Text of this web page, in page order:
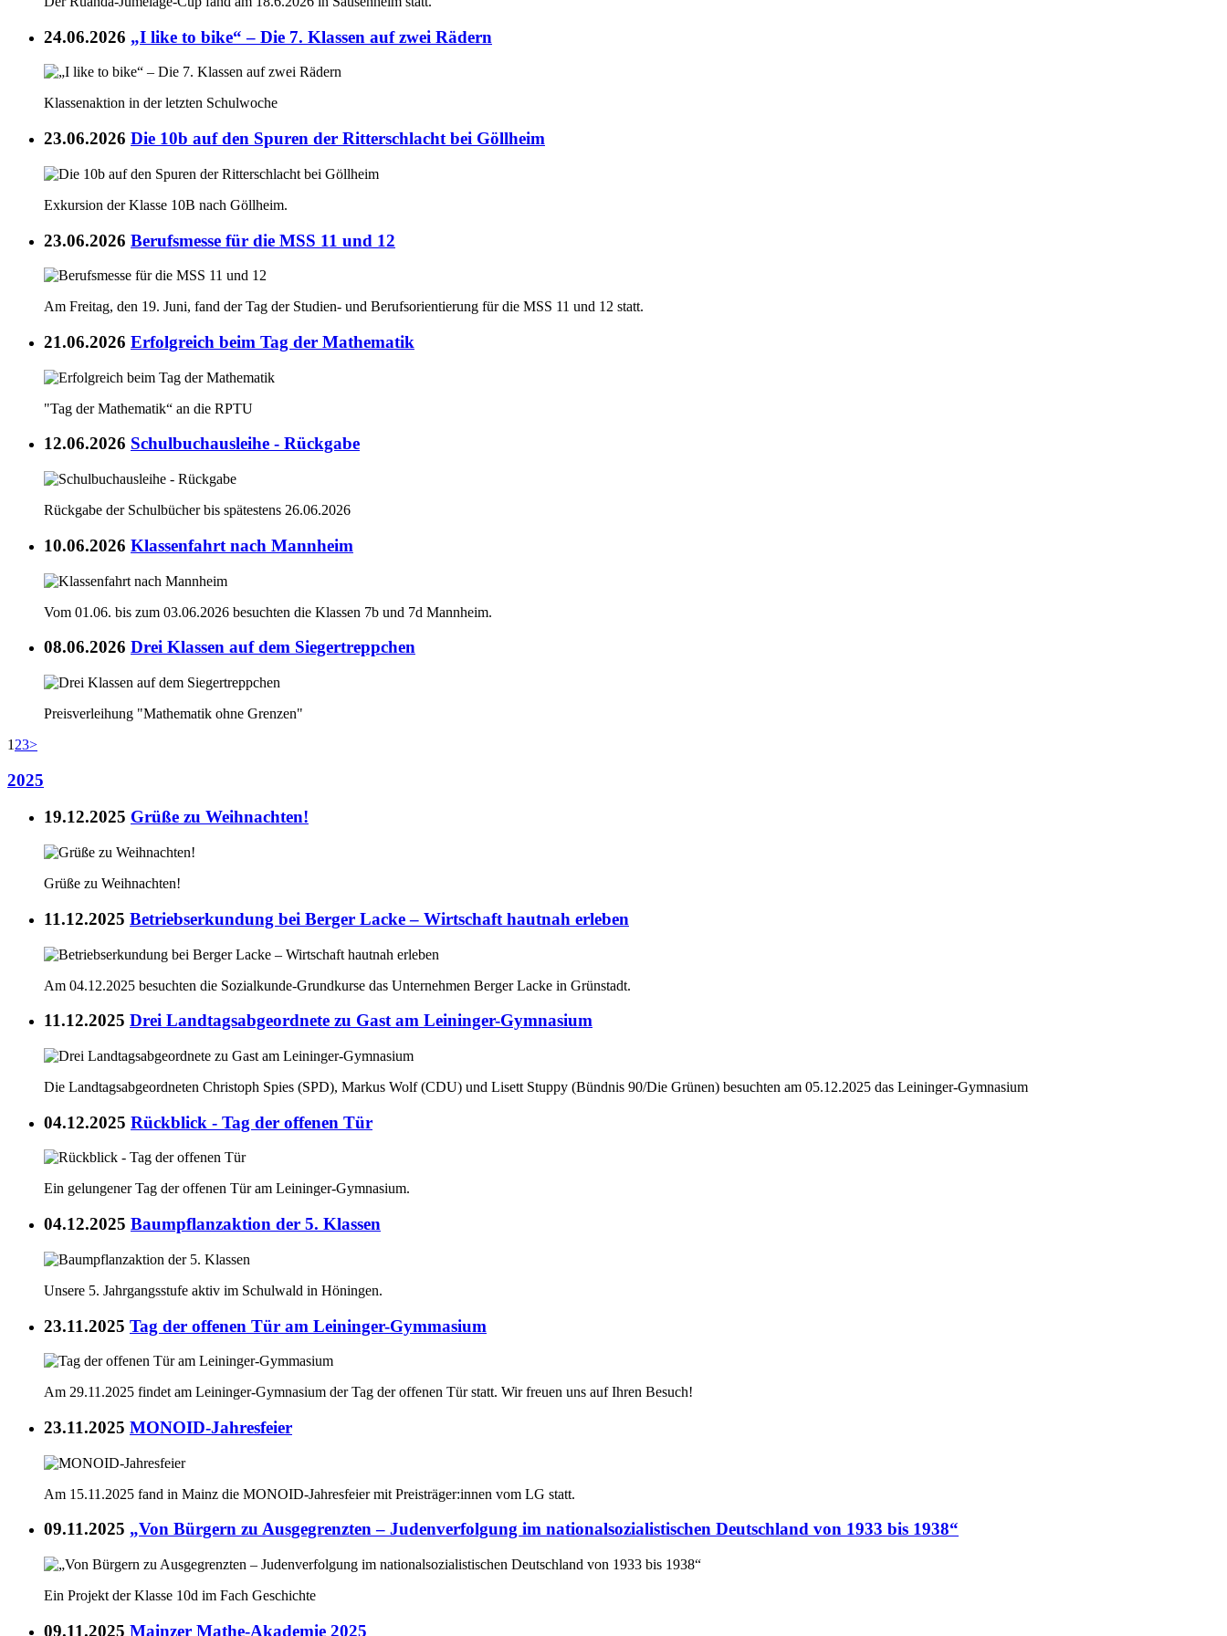
24.06.2026 „I like to bike“ – Die 7. Klassen auf zwei Rädern
Klassenaktion in der letzten Schulwoche
23.06.2026 Die 10b auf den Spuren der Ritterschlacht bei Göllheim
Exkursion der Klasse 10B nach Göllheim.
23.06.2026 Berufsmesse für die MSS 11 und 12
Am Freitag, den 19. Juni, fand der Tag der Studien- und Berufsorientierung für die MSS 11 und 12 statt.
21.06.2026 Erfolgreich beim Tag der Mathematik
"Tag der Mathematik“ an die RPTU
12.06.2026 Schulbuchausleihe - Rückgabe
Rückgabe der Schulbücher bis spätestens 26.06.2026
10.06.2026 Klassenfahrt nach Mannheim
Vom 01.06. bis zum 03.06.2026 besuchten die Klassen 7b und 7d Mannheim.
08.06.2026 Drei Klassen auf dem Siegertreppchen
Preisverleihung "Mathematik ohne Grenzen"
1 23>
2025
19.12.2025 Grüße zu Weihnachten!
Grüße zu Weihnachten!
11.12.2025 Betriebserkundung bei Berger Lacke – Wirtschaft hautnah erleben
Am 04.12.2025 besuchten die Sozialkunde-Grundkurse das Unternehmen Berger Lacke in Grünstadt.
11.12.2025 Drei Landtagsabgeordnete zu Gast am Leininger-Gymnasium
Die Landtagsabgeordneten Christoph Spies (SPD), Markus Wolf (CDU) und Lisett Stuppy (Bündnis 90/Die Grünen) besuchten am 05.12.2025 das Leininger-Gymnasium
04.12.2025 Rückblick - Tag der offenen Tür
Ein gelungener Tag der offenen Tür am Leininger-Gymnasium.
04.12.2025 Baumpflanzaktion der 5. Klassen
Unsere 5. Jahrgangsstufe aktiv im Schulwald in Höningen.
23.11.2025 Tag der offenen Tür am Leininger-Gymmasium
Am 29.11.2025 findet am Leininger-Gymnasium der Tag der offenen Tür statt. Wir freuen uns auf Ihren Besuch!
23.11.2025 MONOID-Jahresfeier
Am 15.11.2025 fand in Mainz die MONOID-Jahresfeier mit Preisträger:innen vom LG statt.
09.11.2025 „Von Bürgern zu Ausgegrenzten – Judenverfolgung im nationalsozialistischen Deutschland von 1933 bis 1938“
Ein Projekt der Klasse 10d im Fach Geschichte
09.11.2025 Mainzer Mathe-Akademie 2025